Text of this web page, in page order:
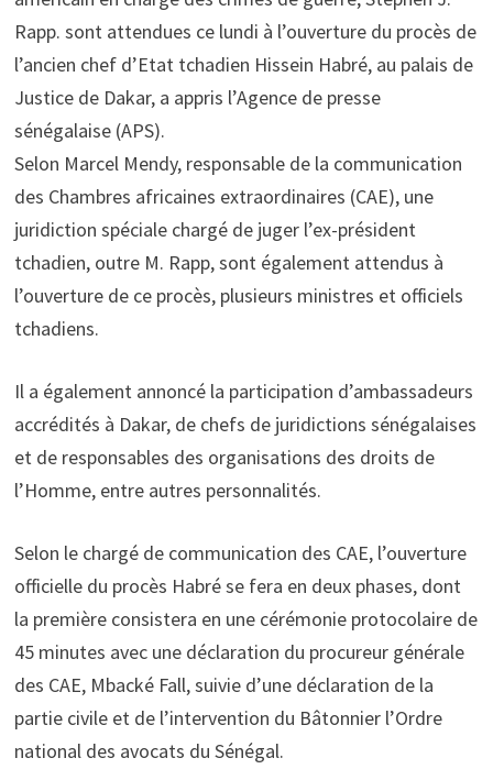
Rapp. sont attendues ce lundi à l’ouverture du procès de
l’ancien chef d’Etat tchadien Hissein Habré, au palais de
Justice de Dakar, a appris l’Agence de presse
sénégalaise (APS).
Selon Marcel Mendy, responsable de la communication
des Chambres africaines extraordinaires (CAE), une
juridiction spéciale chargé de juger l’ex-président
tchadien, outre M. Rapp, sont également attendus à
l’ouverture de ce procès, plusieurs ministres et officiels
tchadiens.
Il a également annoncé la participation d’ambassadeurs
accrédités à Dakar, de chefs de juridictions sénégalaises
et de responsables des organisations des droits de
l’Homme, entre autres personnalités.
Selon le chargé de communication des CAE, l’ouverture
officielle du procès Habré se fera en deux phases, dont
la première consistera en une cérémonie protocolaire de
45 minutes avec une déclaration du procureur générale
des CAE, Mbacké Fall, suivie d’une déclaration de la
partie civile et de l’intervention du Bâtonnier l’Ordre
national des avocats du Sénégal.